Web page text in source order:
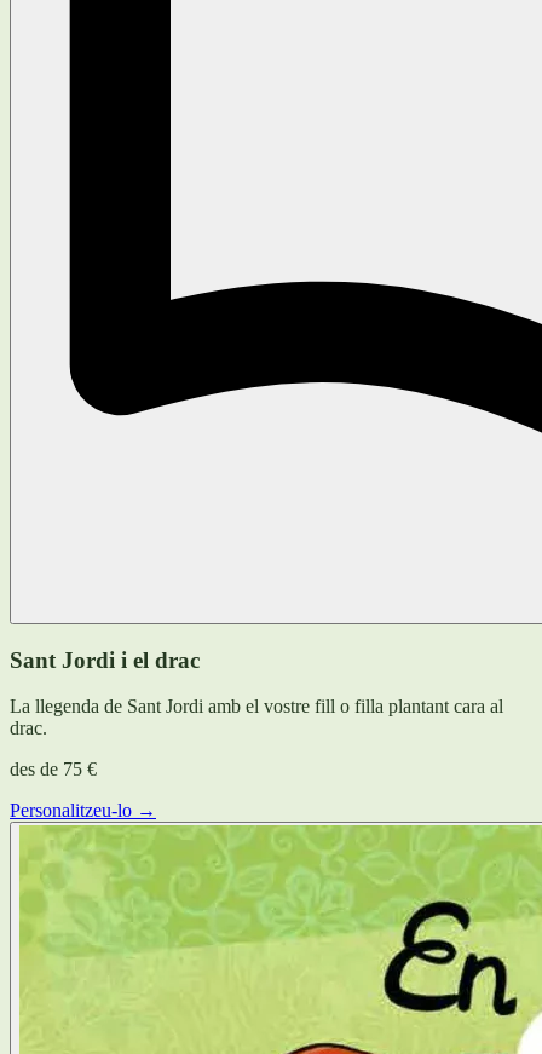
Sant Jordi i el drac
La llegenda de Sant Jordi amb el vostre fill o filla plantant cara al
drac.
des de 75 €
Personalitzeu-lo →